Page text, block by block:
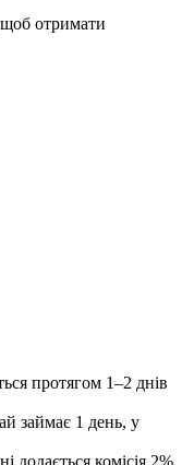
отримати
протягом 1–2 днів
займає 1 день, у